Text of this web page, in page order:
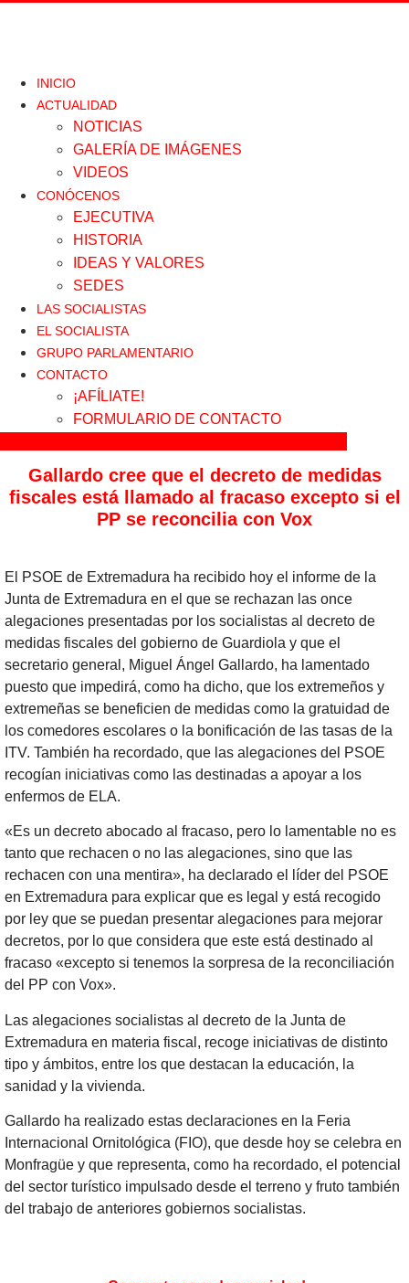
INICIO
ACTUALIDAD
NOTICIAS
GALERÍA DE IMÁGENES
VIDEOS
CONÓCENOS
EJECUTIVA
HISTORIA
IDEAS Y VALORES
SEDES
LAS SOCIALISTAS
EL SOCIALISTA
GRUPO PARLAMENTARIO
CONTACTO
¡AFÍLIATE!
FORMULARIO DE CONTACTO
Gallardo cree que el decreto de medidas
fiscales está llamado al fracaso excepto si el
PP se reconcilia con Vox
El PSOE de Extremadura ha recibido hoy el informe de la
Junta de Extremadura en el que se rechazan las once
alegaciones presentadas por los socialistas al decreto de
medidas fiscales del gobierno de Guardiola y que el
secretario general, Miguel Ángel Gallardo, ha lamentado
puesto que impedirá, como ha dicho, que los extremeños y
extremeñas se beneficien de medidas como la gratuidad de
los comedores escolares o la bonificación de las tasas de la
ITV. También ha recordado, que las alegaciones del PSOE
recogían iniciativas como las destinadas a apoyar a los
enfermos de ELA.
«Es un decreto abocado al fracaso, pero lo lamentable no es
tanto que rechacen o no las alegaciones, sino que las
rechacen con una mentira», ha declarado el líder del PSOE
en Extremadura para explicar que es legal y está recogido
por ley que se puedan presentar alegaciones para mejorar
decretos, por lo que considera que este está destinado al
fracaso «excepto si tenemos la sorpresa de la reconciliación
del PP con Vox».
Las alegaciones socialistas al decreto de la Junta de
Extremadura en materia fiscal, recoge iniciativas de distinto
tipo y ámbitos, entre los que destacan la educación, la
sanidad y la vivienda.
Gallardo ha realizado estas declaraciones en la Feria
Internacional Ornitológica (FIO), que desde hoy se celebra en
Monfragüe y que representa, como ha recordado, el potencial
del sector turístico impulsado desde el terreno y fruto también
del trabajo de anteriores gobiernos socialistas.